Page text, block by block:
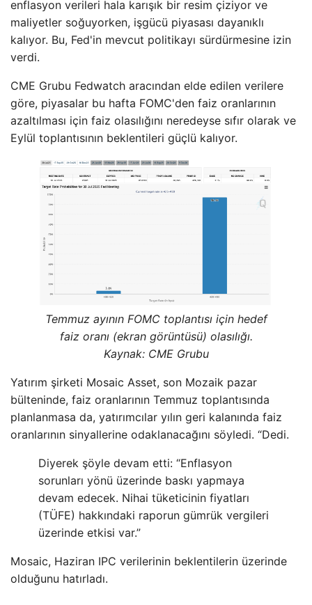
enflasyon verileri hala karışık bir resim çiziyor ve
maliyetler soğuyorken, işgücü piyasası dayanıklı
kalıyor. Bu, Fed'in mevcut politikayı sürdürmesine izin
verdi.
CME Grubu Fedwatch aracından elde edilen verilere
göre, piyasalar bu hafta FOMC'den faiz oranlarının
azaltılması için faiz olasılığını neredeyse sıfır olarak ve
Eylül toplantısının beklentileri güçlü kalıyor.
Temmuz ayının FOMC toplantısı için hedef
faiz oranı (ekran görüntüsü) olasılığı.
Kaynak: CME Grubu
Yatırım şirketi Mosaic Asset, son Mozaik pazar
bülteninde, faiz oranlarının Temmuz toplantısında
planlanmasa da, yatırımcılar yılın geri kalanında faiz
oranlarının sinyallerine odaklanacağını söyledi. “Dedi.
Diyerek şöyle devam etti: “Enflasyon
sorunları yönü üzerinde baskı yapmaya
devam edecek. Nihai tüketicinin fiyatları
(TÜFE) hakkındaki raporun gümrük vergileri
üzerinde etkisi var.”
Mosaic, Haziran IPC verilerinin beklentilerin üzerinde
olduğunu hatırladı.